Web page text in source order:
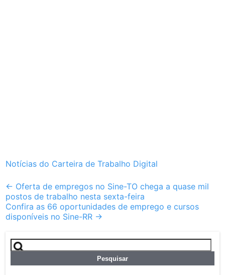
Notícias do Carteira de Trabalho Digital
Post
navigation
← Oferta de empregos no Sine-TO chega a quase mil
postos de trabalho nesta sexta-feira
Confira as 66 oportunidades de emprego e cursos
disponíveis no Sine-RR →
Pesquisar
por: